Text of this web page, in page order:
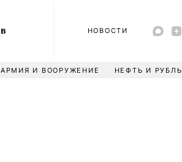
НОВОСТИ
АРМИЯ И ВООРУЖЕНИЕ НЕФТЬ И РУБЛЬ